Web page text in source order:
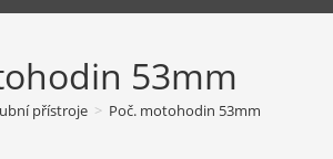
53mm
přístroje > Poč. motohodin 53mm